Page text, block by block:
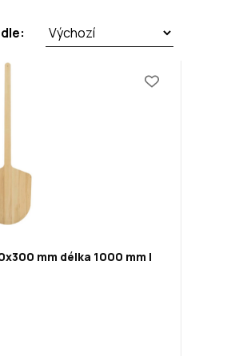
mm délka 1000 mm |